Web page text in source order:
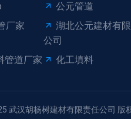
公元管道
厂家
湖北公元建材有限
公司
管道厂家
化工填料
武汉胡杨树建材有限责任公司 版